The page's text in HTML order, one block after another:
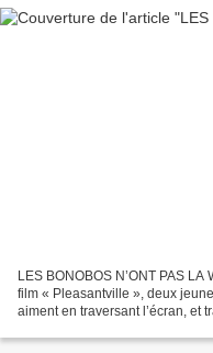
LES BONOBOS N’ONT PAS
film « Pleasantville », deux
aiment en traversant l’écran, et